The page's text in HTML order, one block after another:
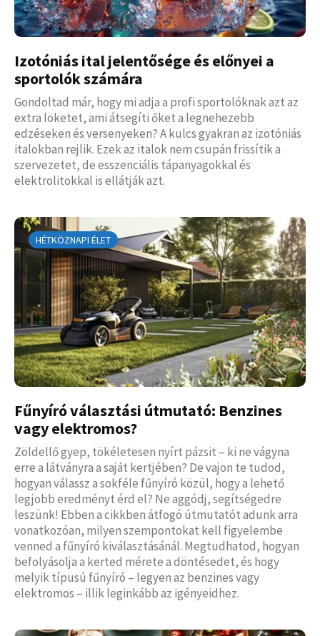
Izotóniás ital jelentősége és előnyei a
sportolók számára
Gondoltad már, hogy mi adja a profi sportolóknak azt az
extra löketet, ami átsegíti őket a legnehezebb
edzéseken és versenyeken? A kulcs gyakran az izotóniás
italokban rejlik. Ezek az italok nem csupán frissítik a
szervezetet, de esszenciális tápanyagokkal és
elektrolitokkal is ellátják azt.
HÉTKÖZNAPI ÉLET
Fűnyíró választási útmutató: Benzines
vagy elektromos?
Zöldellő gyep, tökéletesen nyírt pázsit – ki ne vágyna
erre a látványra a saját kertjében? De vajon te tudod,
hogyan válassz a sokféle fűnyíró közül, hogy a lehető
legjobb eredményt érd el? Ne aggódj, segítségedre
leszünk! Ebben a cikkben átfogó útmutatót adunk arra
vonatkozóan, milyen szempontokat kell figyelembe
venned a fűnyíró kiválasztásánál. Megtudhatod, hogyan
befolyásolja a kerted mérete a döntésedet, és hogy
melyik típusú fűnyíró – legyen az benzines vagy
elektromos – illik leginkább az igényeidhez.